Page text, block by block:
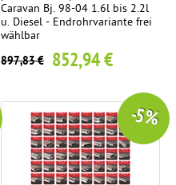
Caravan Bj. 98-04 1.6l bis 2.2l
u. Diesel - Endrohrvariante frei
wählbar
897,83 € 852,94 €
-5 %